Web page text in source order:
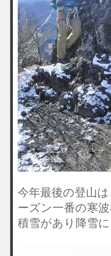
今年最後の登山
ーズン一番の寒
積雪があり降雪